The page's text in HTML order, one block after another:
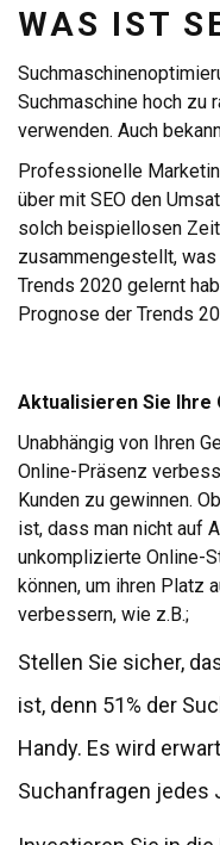
WAS IST
Suchmaschine hoch zu
verwenden. Auch
Professionelle
über mit SEO den
solch beispiellosen
zusammengestellt,
Trends 2020 gelernt
Prognose der Trends
Aktualisieren Sie Ihre
Unabhängig von Ihren
Online-Präsenz
Kunden zu gewinnen.
ist, dass man nicht auf
unkomplizierte Online-
können, um ihren Platz
verbessern, wie z.B.;
Stellen Sie sicher,
ist, denn 51% der
Handy. Es wird
Suchanfragen jedes